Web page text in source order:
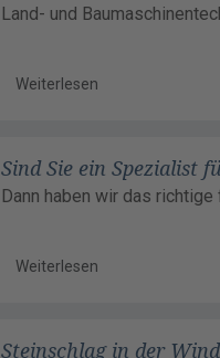
Land- und
Weiterlesen
Sind Sie ein Spezialist
Dann haben wir das richtige
Weiterlesen
Steinschlag in der